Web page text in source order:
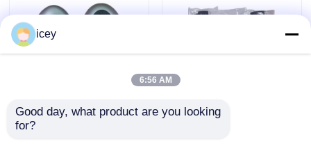
icey
6:56 AM
Good day, what product are you looking
for?